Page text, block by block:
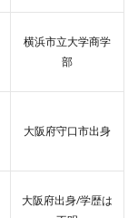
横浜市立大学商学
部
大阪府守口市出身
大阪府出身/学歴は